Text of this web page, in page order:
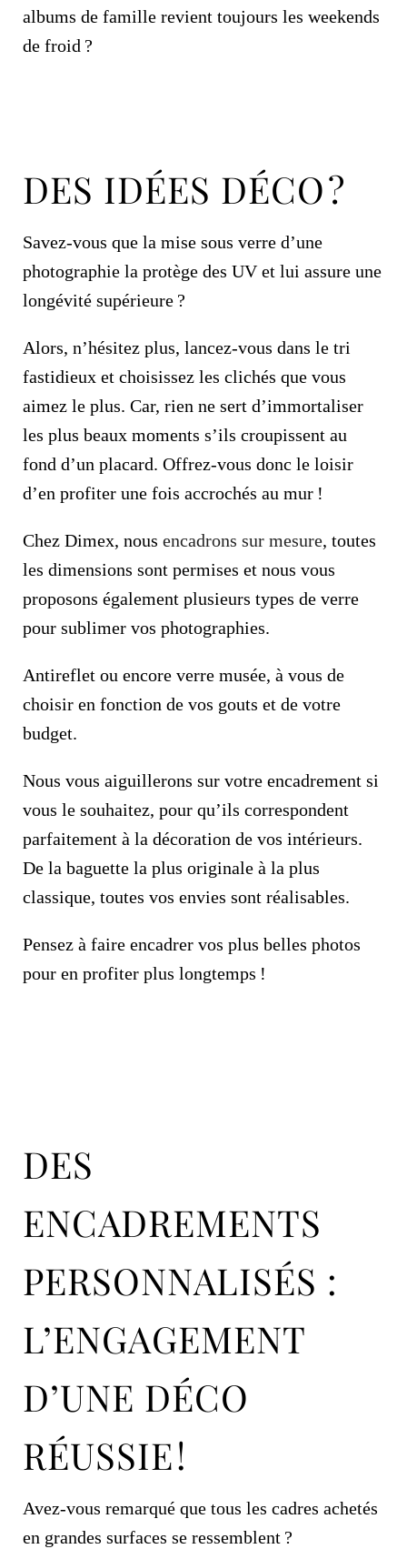
albums de famille revient toujours les weekends
de froid ?
DES IDÉES DÉCO ?
Savez-vous que la mise sous verre d’une
photographie la protège des UV et lui assure une
longévité supérieure ?
Alors, n’hésitez plus, lancez-vous dans le tri
fastidieux et choisissez les clichés que vous
aimez le plus. Car, rien ne sert d’immortaliser
les plus beaux moments s’ils croupissent au
fond d’un placard. Offrez-vous donc le loisir
d’en profiter une fois accrochés au mur !
Chez Dimex, nous encadrons sur mesure, toutes
les dimensions sont permises et nous vous
proposons également plusieurs types de verre
pour sublimer vos photographies.
Antireflet ou encore verre musée, à vous de
choisir en fonction de vos gouts et de votre
budget.
Nous vous aiguillerons sur votre encadrement si
vous le souhaitez, pour qu’ils correspondent
parfaitement à la décoration de vos intérieurs.
De la baguette la plus originale à la plus
classique, toutes vos envies sont réalisables.
Pensez à faire encadrer vos plus belles photos
pour en profiter plus longtemps !
DES
ENCADREMENTS
PERSONNALISÉS :
L’ENGAGEMENT
D’UNE DÉCO
RÉUSSIE !
Avez-vous remarqué que tous les cadres achetés
en grandes surfaces se ressemblent ?